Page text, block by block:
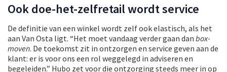
Ook doe-het-zelfretail wordt service
De definitie van een winkel wordt zelf ook elastisch, als het
aan Van Osta ligt. “Het moet vandaag verder gaan dan box-
moven. De toekomst zit in ontzorgen en service geven aan de
klant: er is voor ons een rol weggelegd in adviseren en
begeleiden.” Hubo zet voor die ontzorging steeds meer in op